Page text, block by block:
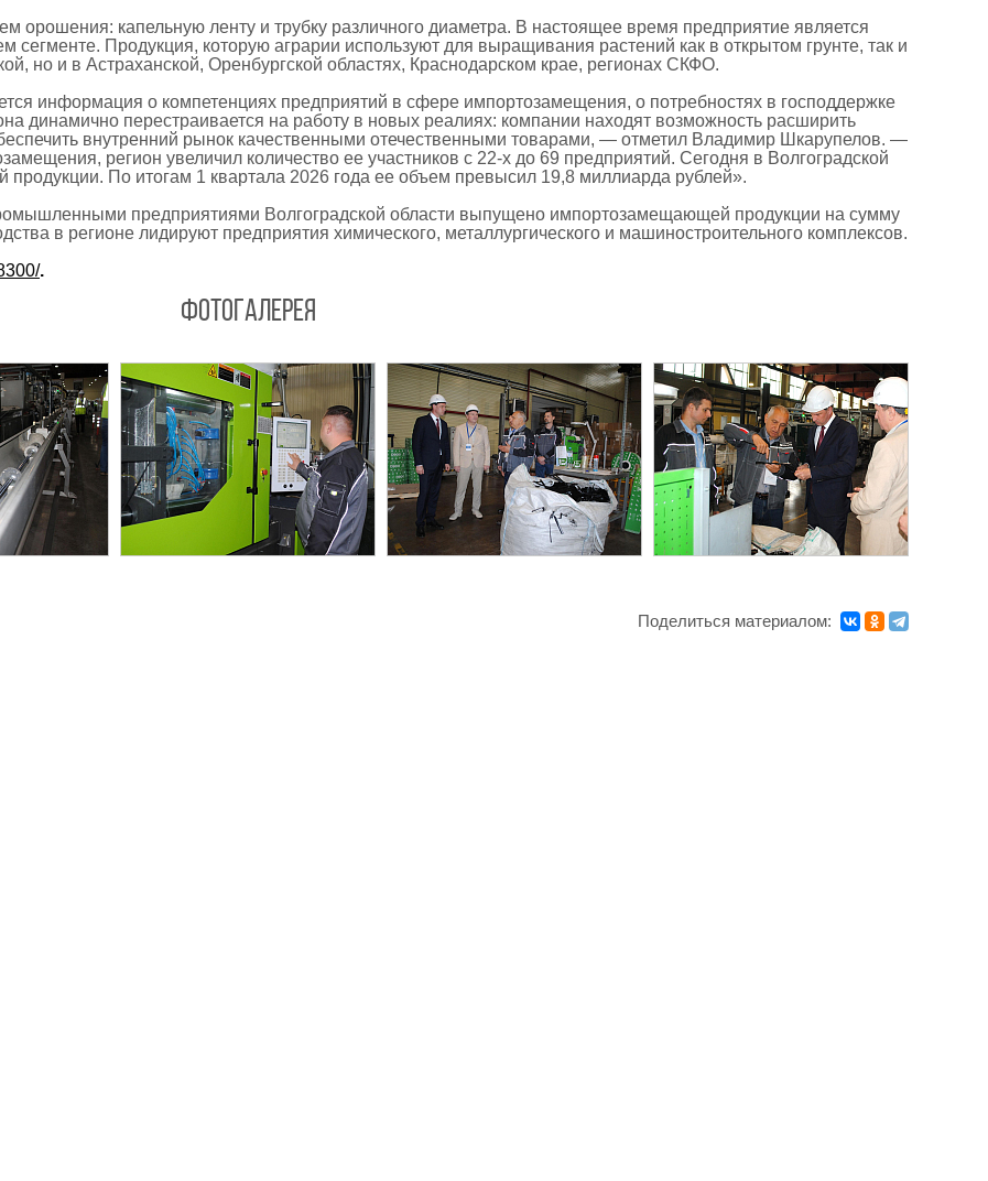
орошения: капельную ленту и трубку различного диаметра. В настоящее время предприятие является
Продукция, которую аграрии используют для выращивания растений как в открытом грунте, так и
но и в Астраханской, Оренбургской областях, Краснодарском крае, регионах СКФО.
информация о компетенциях предприятий в сфере импортозамещения, о потребностях в господдержке
динамично перестраивается на работу в новых реалиях: компании находят возможность расширить
внутренний рынок качественными отечественными товарами, — отметил Владимир Шкарупелов. —
регион увеличил количество ее участников с 22-х до 69 предприятий. Сегодня в Волгоградской
По итогам 1 квартала 2026 года ее объем превысил 19,8 миллиарда рублей».
предприятиями Волгоградской области выпущено импортозамещающей продукции на сумму
в регионе лидируют предприятия химического, металлургического и машиностроительного комплексов.
.
ФОТОГАЛЕРЕЯ
Поделиться материалом: